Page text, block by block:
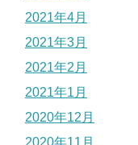
2021年4月
2021年3月
2021年2月
2021年1月
2020年12月
2020年11月